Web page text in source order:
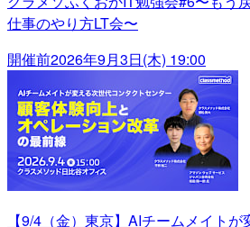
仕事のやり方LT会〜
開催前2026年9月3日(木) 19:00
【9/4（金）東京】AIチームメイト